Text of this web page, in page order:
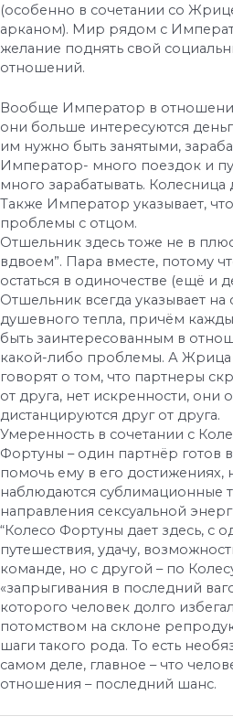
(особенно в сочетании со
арканом). Мир рядом с
желание поднять свой
отношений.
Вообще Император в
они больше интересуются
им нужно быть занятыми,
Император- много поездок и
много зарабатывать. Колесница
Также Император указывает,
проблемы с отцом.
Отшельник здесь тоже не в
вдвоем”. Пара вместе, потому
остаться в одиночестве (ещё и
Отшельник всегда указывает на
душевного тепла, причём
быть заинтересованным в
какой-либо проблемы. А
говорят о том, что партнеры
от друга, нет искренности, они
дистанцируются друг от друга.
Умеренность в сочетании с
Фортуны – один партнёр готов
помочь ему в его достижениях,
наблюдаются сублимационные
направления сексуальной
“Колесо Фортуны дает здесь, с
путешествия, удачу,
команде, но с другой – по
«запрыгивания в последний
которого человек долго
потомством на склоне
шаги такого рода. То есть
самом деле, главное – что
отношения – последний шанс.